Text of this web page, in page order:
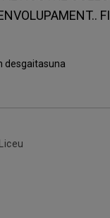
desgaitasuna